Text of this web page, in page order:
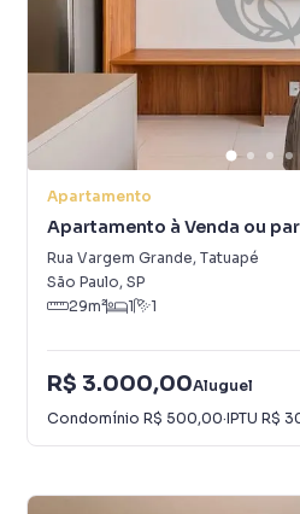
Apartamento
Apartamento à Venda ou
Rua Vargem Grande, Tatuapé
São Paulo, SP
29m² 1 1
R$ 3.000,00Aluguel
Condomínio R$ 500,00·IPTU R$